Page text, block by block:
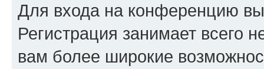
Для входа на конференцию
Регистрация занимает всего
вам более широкие